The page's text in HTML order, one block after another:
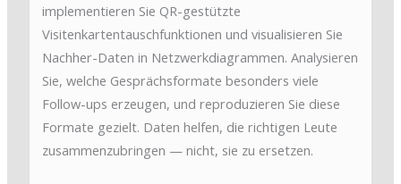
implementieren Sie QR-gestützte
Visitenkartentauschfunktionen und visualisieren Sie
Nachher-Daten in Netzwerkdiagrammen. Analysieren
Sie, welche Gesprächsformate besonders viele
Follow-ups erzeugen, und reproduzieren Sie diese
Formate gezielt. Daten helfen, die richtigen Leute
zusammenzubringen — nicht, sie zu ersetzen.